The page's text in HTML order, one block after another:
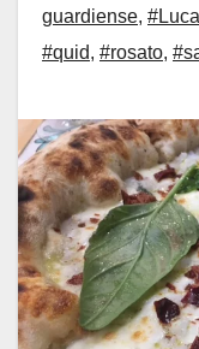
guardiense,
#quid, #rosato,